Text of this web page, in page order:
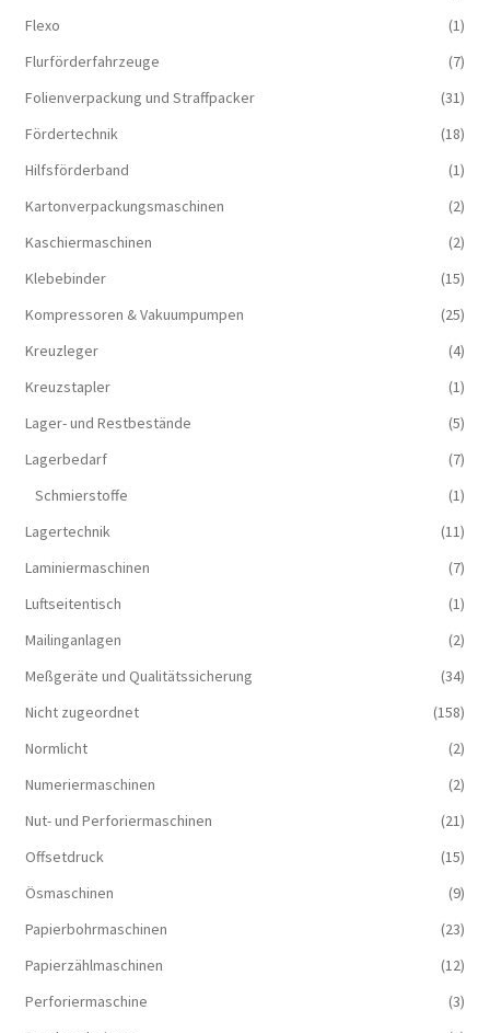
Flexo
(1)
Flurförderfahrzeuge
(7)
Folienverpackung und Straffpacker
(31)
Fördertechnik
(18)
Hilfsförderband
(1)
Kartonverpackungsmaschinen
(2)
Kaschiermaschinen
(2)
Klebebinder
(15)
Kompressoren & Vakuum­pumpen
(25)
Kreuzleger
(4)
Kreuzstapler
(1)
Lager- und Restbestände
(5)
Lagerbedarf
(7)
Schmierstoffe
(1)
Lagertechnik
(11)
Laminiermaschinen
(7)
Luftseitentisch
(1)
Mailinganlagen
(2)
Meßgeräte und Qualitätssicherung
(34)
Nicht zugeordnet
(158)
Normlicht
(2)
Numeriermaschinen
(2)
Nut- und Perforiermaschinen
(21)
Offsetdruck
(15)
Ösmaschinen
(9)
Papierbohrmaschinen
(23)
Papierzählmaschinen
(12)
Perforiermaschine
(3)